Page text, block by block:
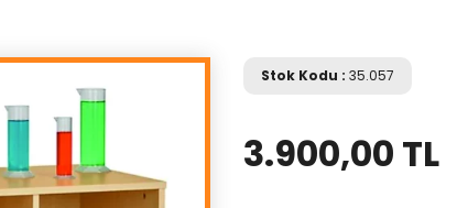
Stok Kodu : 35.057
3.900,00 TL